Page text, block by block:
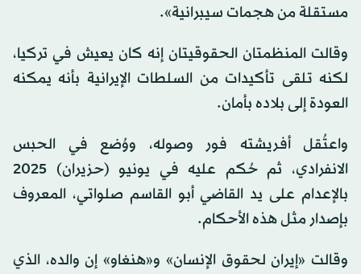
مستقلة من هجمات سيبرانية».
وقالت المنظمتان الحقوقيتان إنه كان يعيش في تركيا،
لكنه تلقى تأكيدات من السلطات الإيرانية بأنه يمكنه
العودة إلى بلاده بأمان.
واعتُقل أفريشته فور وصوله، ووُضع في الحبس
الانفرادي، ثم حُكم عليه في يونيو (حزيران) 2025
بالإعدام على يد القاضي أبو القاسم صلواتي، المعروف
بإصدار مثل هذه الأحكام.
وقالت «إيران لحقوق الإنسان» و«هنغاو» إن والده، الذي